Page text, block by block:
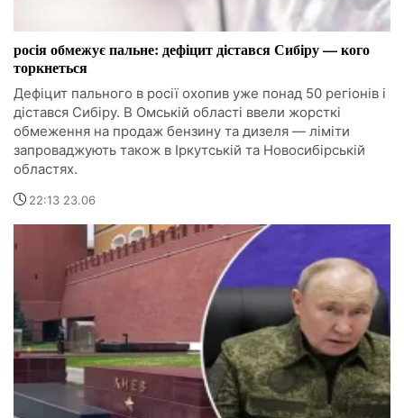
росія обмежує пальне: дефіцит дістався Сибіру — кого
торкнеться
Дефіцит пального в росії охопив уже понад 50 регіонів і
дістався Сибіру. В Омській області ввели жорсткі
обмеження на продаж бензину та дизеля — ліміти
запроваджують також в Іркутській та Новосибірській
областях.
22:13 23.06